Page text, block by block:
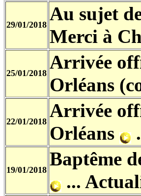
29/01/2018 Au sujet
Merci à
25/01/2018 Arrivée
Orléans
22/01/2018 Arrivée
Orléans
19/01/2018 Baptême
...